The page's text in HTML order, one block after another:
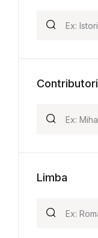
Contributori
Limba